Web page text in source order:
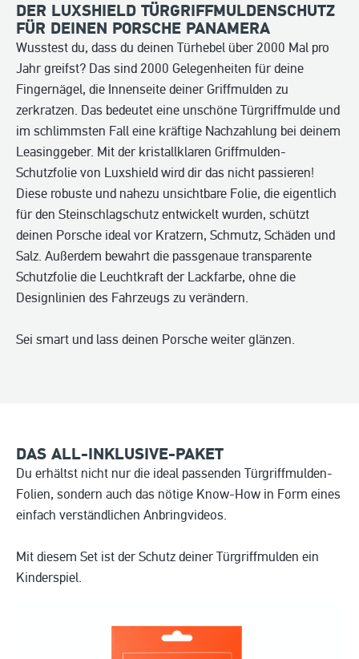
DER LUXSHIELD TÜRGRIFFMULDENSCHUTZ
FÜR DEINEN PORSCHE PANAMERA
Wusstest du, dass du deinen Türhebel über 2000 Mal pro
Jahr greifst? Das sind 2000 Gelegenheiten für deine
Fingernägel, die Innenseite deiner Griffmulden zu
zerkratzen. Das bedeutet eine unschöne Türgriffmulde und
im schlimmsten Fall eine kräftige Nachzahlung bei deinem
Leasinggeber. Mit der kristallklaren Griffmulden-
Schutzfolie von Luxshield wird dir das nicht passieren!
Diese robuste und nahezu unsichtbare Folie, die eigentlich
für den Steinschlagschutz entwickelt wurden, schützt
deinen Porsche ideal vor Kratzern, Schmutz, Schäden und
Salz. Außerdem bewahrt die passgenaue transparente
Schutzfolie die Leuchtkraft der Lackfarbe, ohne die
Designlinien des Fahrzeugs zu verändern.
Sei smart und lass deinen Porsche weiter glänzen.
DAS ALL-INKLUSIVE-PAKET
Du erhältst nicht nur die ideal passenden Türgriffmulden-
Folien, sondern auch das nötige Know-How in Form eines
einfach verständlichen Anbringvideos.
Mit diesem Set ist der Schutz deiner Türgriffmulden ein
Kinderspiel.